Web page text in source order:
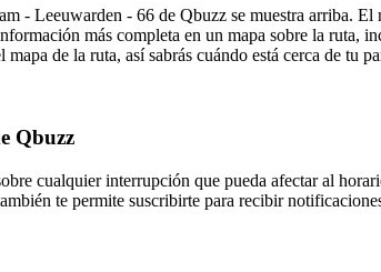
- Leeuwarden - 66 de Qbuzz se muestra arriba.
más completa en un mapa sobre la ruta,
de la ruta, así sabrás cuándo está cerca de tu
Qbuzz
cualquier interrupción que pueda afectar al
te permite suscribirte para recibir